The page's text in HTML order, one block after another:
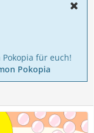
für euch!
Pokopia